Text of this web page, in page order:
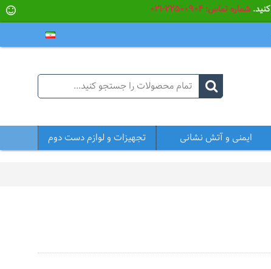
شماره تماس: 22500904-021
ایمنی و آتش نشانی تجهیزات و لوازم دست دوم